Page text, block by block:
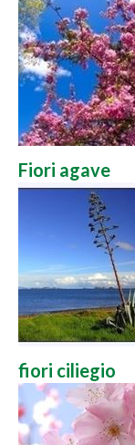
Fiori agave
fiori ciliegio